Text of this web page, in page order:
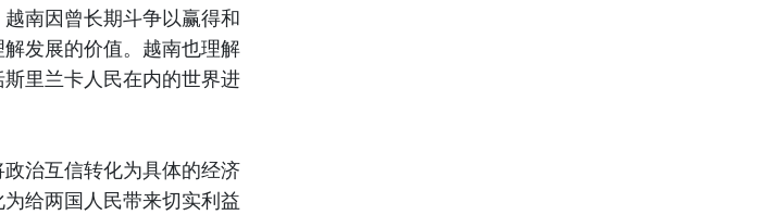
南因曾长期斗争以赢得和
发展的价值。越南也理解
里兰卡人民在内的世界进
治互信转化为具体的经济
给两国人民带来切实利益